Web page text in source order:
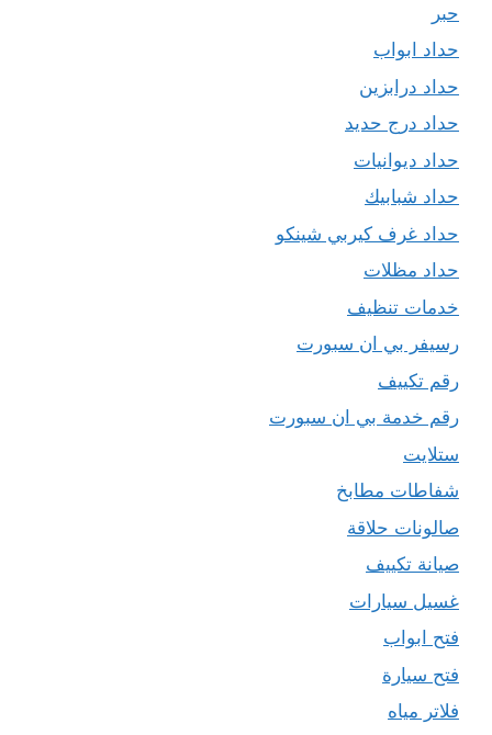
حبر
حداد ابواب
حداد درابزين
حداد درج حديد
حداد ديوانيات
حداد شبابيك
حداد غرف كيربي شينكو
حداد مظلات
خدمات تنظيف
رسيفر بي ان سبورت
رقم تكييف
رقم خدمة بي ان سبورت
ستلايت
شفاطات مطابخ
صالونات حلاقة
صيانة تكييف
غسيل سيارات
فتح ابواب
فتح سيارة
فلاتر مياه